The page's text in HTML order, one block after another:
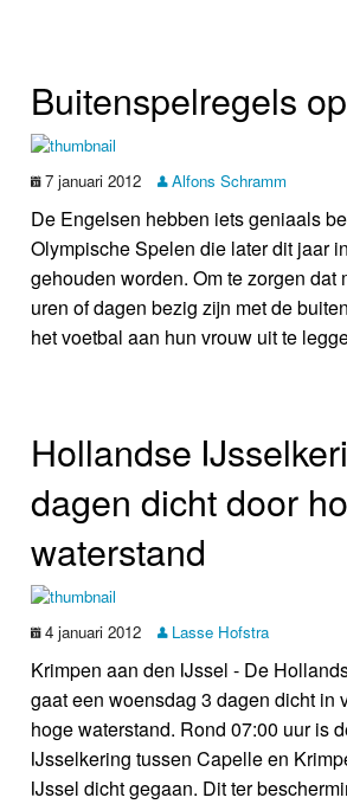
Buitenspelregels
7 januari 2012 Alfons Schramm
De Engelsen hebben iets geniaals
Olympische Spelen die later dit jaar
gehouden worden. Om te zorgen dat
uren of dagen bezig zijn met de
het voetbal aan hun vrouw uit te
Hollandse
dagen dicht door
waterstand
4 januari 2012 Lasse Hofstra
Krimpen aan den IJssel - De
gaat een woensdag 3 dagen dicht in
hoge waterstand. Rond 07:00 uur is
IJsselkering tussen Capelle en
IJssel dicht gegaan. Dit ter